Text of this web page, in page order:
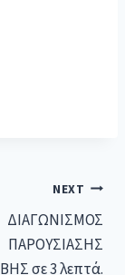
NEXT
ΔΙΑΓΩΝΙΣΜΟΣ
ΠΑΡΟΥΣΙΑΣΗΣ
σε 3 λεπτά.